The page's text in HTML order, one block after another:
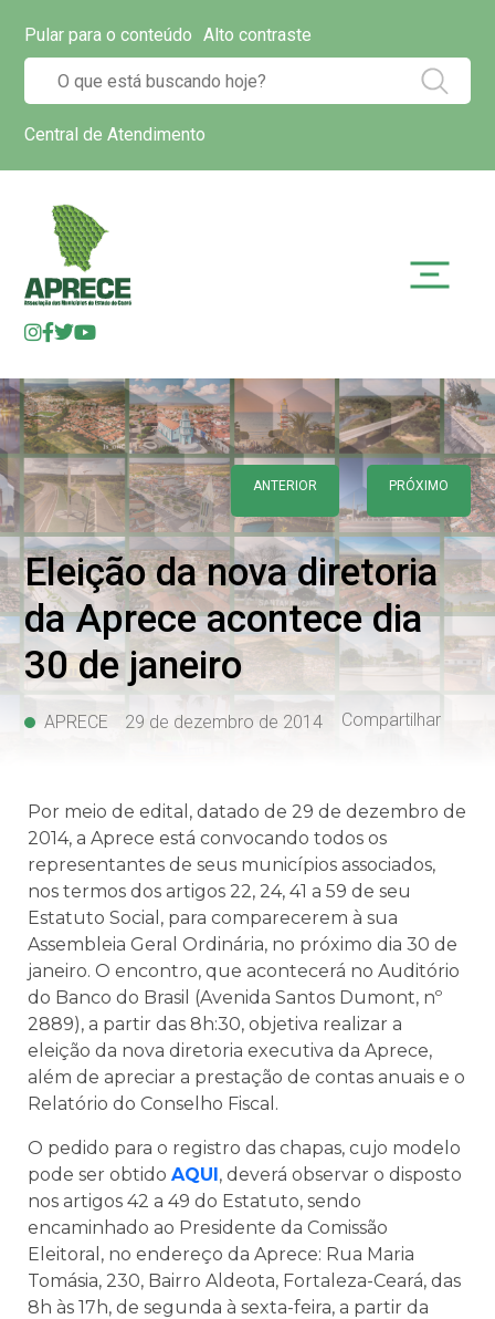
Pular para o conteúdo Alto contraste
Central de Atendimento
ANTERIOR PRÓXIMO
Eleição da nova diretoria
da Aprece acontece dia
30 de janeiro
APRECE 29 de dezembro de 2014 Compartilhar
Por meio de edital, datado de 29 de dezembro de
2014, a Aprece está convocando todos os
representantes de seus municípios associados,
nos termos dos artigos 22, 24, 41 a 59 de seu
Estatuto Social, para comparecerem à sua
Assembleia Geral Ordinária, no próximo dia 30 de
janeiro. O encontro, que acontecerá no Auditório
do Banco do Brasil (Avenida Santos Dumont, nº
2889), a partir das 8h:30, objetiva realizar a
eleição da nova diretoria executiva da Aprece,
além de apreciar a prestação de contas anuais e o
Relatório do Conselho Fiscal.
O pedido para o registro das chapas, cujo modelo
pode ser obtido AQUI, deverá observar o disposto
nos artigos 42 a 49 do Estatuto, sendo
encaminhado ao Presidente da Comissão
Eleitoral, no endereço da Aprece: Rua Maria
Tomásia, 230, Bairro Aldeota, Fortaleza-Ceará, das
8h às 17h, de segunda à sexta-feira, a partir da